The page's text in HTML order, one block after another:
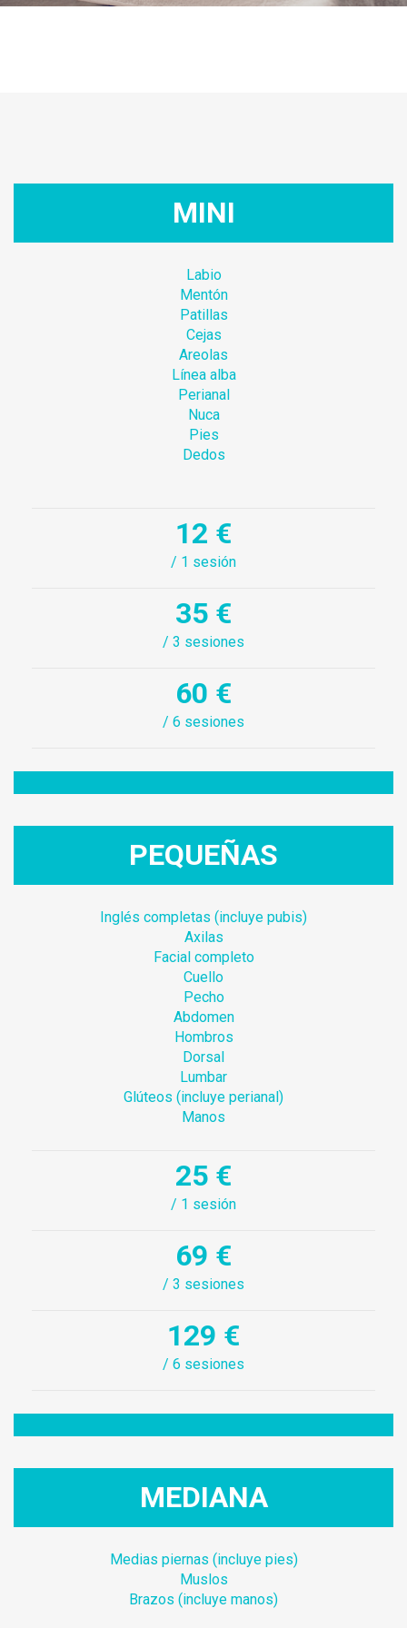
MINI
Labio
Mentón
Patillas
Cejas
Areolas
Línea alba
Perianal
Nuca
Pies
Dedos
12 €
/ 1 sesión
35 €
/ 3 sesiones
60 €
/ 6 sesiones
PEQUEÑAS
Inglés completas (incluye pubis)
Axilas
Facial completo
Cuello
Pecho
Abdomen
Hombros
Dorsal
Lumbar
Glúteos (incluye perianal)
Manos
25 €
/ 1 sesión
69 €
/ 3 sesiones
129 €
/ 6 sesiones
MEDIANA
Medias piernas (incluye pies)
Muslos
Brazos (incluye manos)